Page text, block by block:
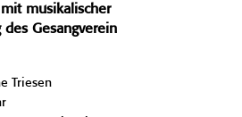
musikalischer
des Gesangverein
Triesen